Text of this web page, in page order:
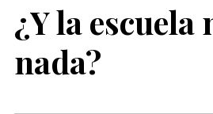
¿Y la escuela
nada?